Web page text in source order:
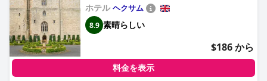
ホテルヘクサム
8.9 素晴らしい
$186 から
料金を表示